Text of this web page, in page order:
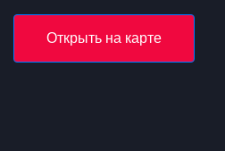
Открыть на карте